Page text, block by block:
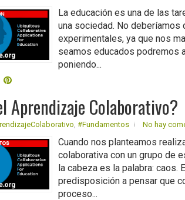
La educación es una de las
una sociedad. No deberíamos
experimentales, ya que nos
seamos educados podremos
poniendo...
Aprendizaje Colaborativo?
, #Fundamentos No hay
Cuando nos planteamos
colaborativa con un grupo de
la cabeza es la palabra: caos.
predisposición a pensar que
proceso...